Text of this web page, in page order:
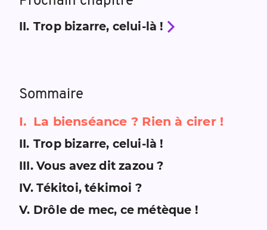
II. Trop bizarre, celui-là !
Sommaire
I. La bienséance ? Rien à cirer !
II. Trop bizarre, celui-là !
III. Vous avez dit zazou ?
IV. Tékitoi, tékimoi ?
V. Drôle de mec, ce métèque !